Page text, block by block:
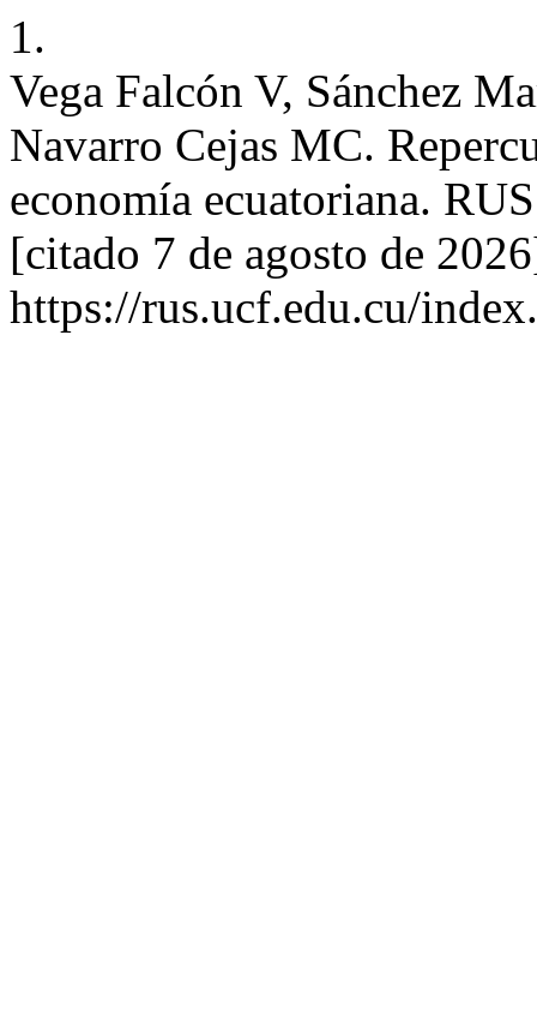
1.
Vega Falcón V, Sánchez
Navarro Cejas MC.
economía ecuatoriana.
[citado 7 de agosto de
https://rus.ucf.edu.cu/